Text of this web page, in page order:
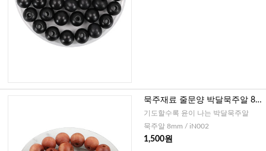
묵주재료 줄문양 박달묵주알 8m
m-20개
기도할수록 윤이 나는 박달묵주알
묵주알 8mm / iN002
1,500원